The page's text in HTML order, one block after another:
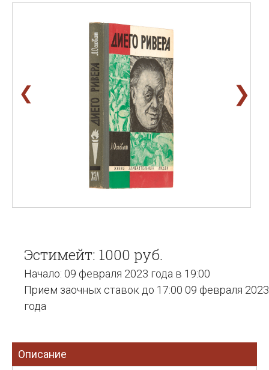
❮ ❯
Эстимейт: 1000 руб.
Начало: 09 февраля 2023 года в 19:00
Прием заочных ставок до 17:00 09 февраля 2023
года
Описание